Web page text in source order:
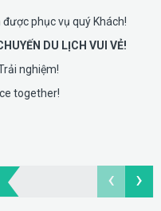
phục vụ quý Khách!
DU LỊCH VUI VẺ!
nghiệm!
together!
‹ ›